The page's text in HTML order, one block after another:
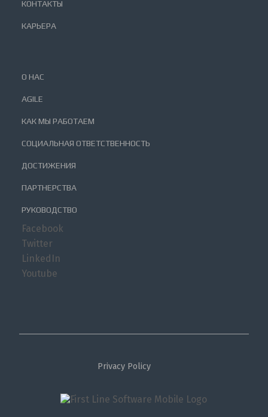
КОНТАКТЫ
КАРЬЕРА
О НАС
AGILE
КАК МЫ РАБОТАЕМ
СОЦИАЛЬНАЯ ОТВЕТСТВЕННОСТЬ
ДОСТИЖЕНИЯ
ПАРТНЕРСТВА
РУКОВОДСТВО
Facebook
Twitter
LinkedIn
Youtube
Privacy Policy